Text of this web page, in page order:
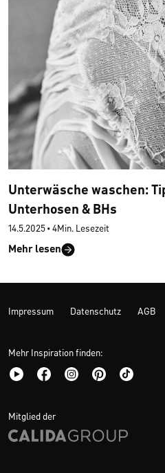
Unterwäsche waschen:
Unterhosen & BHs
14.5.2025 • 4Min. Lesezeit
Mehr lesen
Impressum Datenschutz AGB
Mehr Inspiration finden:
Mitglied der